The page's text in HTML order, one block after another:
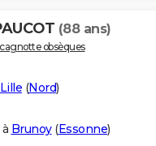
(88 ans)
obsèques
Lille (Nord)
Brunoy(Essonne)